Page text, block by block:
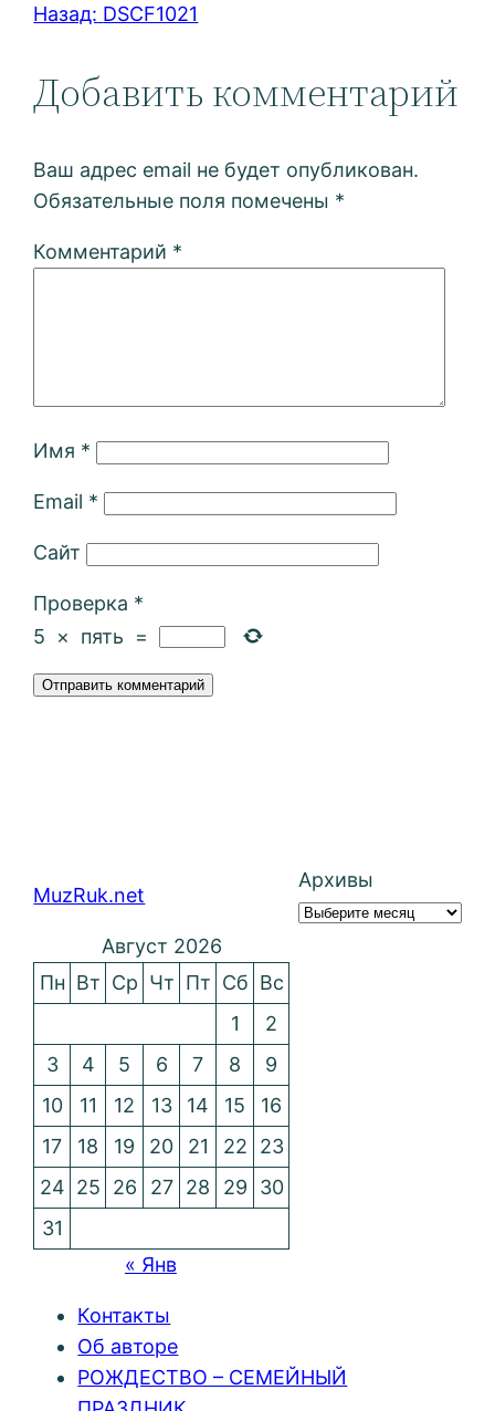
Назад: DSCF1021
Добавить комментарий
Ваш адрес email не будет опубликован.
Обязательные поля помечены *
Комментарий *
Имя *
Email *
Сайт
Проверка *
5
× пять =
MuzRuk.net
Архивы
Август 2026
Пн Вт Ср Чт Пт Сб Вс
1
2
3
4 5 6 7 8
9
10
11 12 13 14 15
16
17
18 19 20 21 22
23
24 25 26 27 28 29
30
31
« Янв
Контакты
Об авторе
РОЖДЕСТВО – СЕМЕЙНЫЙ